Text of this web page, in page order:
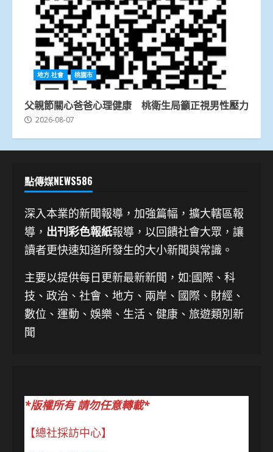
地方.社會 桃園市
父親節關心爸爸心理健康 桃衛生局籲正視男性壓力
2026-08-07
點傳媒NEWS586
深入本業的新聞報導，加強篇幅，擴大轄區報
導， 出刊彩色報紙報導，以回饋社會大眾，讓
讀者更快速知道所發生的大小新聞與常識。
主要以提供每日更新最新新聞 ，如:國際、科
技、 政治、社會、地方、兩岸、國際、財經、
數位、運動、娛樂、生活、健康、旅遊類別新
聞
*版權所有 請勿任意轉載*
【總社採訪中心】